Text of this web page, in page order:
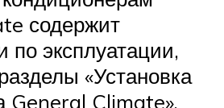
содержит
по эксплуатации,
«Установка
General Climate»,